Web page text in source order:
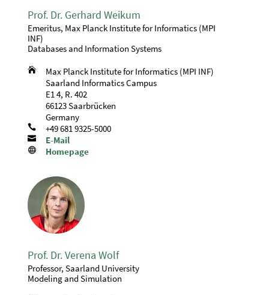
Prof. Dr. Gerhard Weikum
Emeritus, Max Planck Institute for Informatics (MPI
INF)
Databases and Information Systems

Max Planck Institute for Informatics (MPI INF)
Saarland Informatics Campus
E1 4, R. 402
66123 Saarbrücken
Germany
 +49 681 9325-5000
 E-Mail
 Homepage
Prof. Dr. Verena Wolf
Professor, Saarland University
Modeling and Simulation